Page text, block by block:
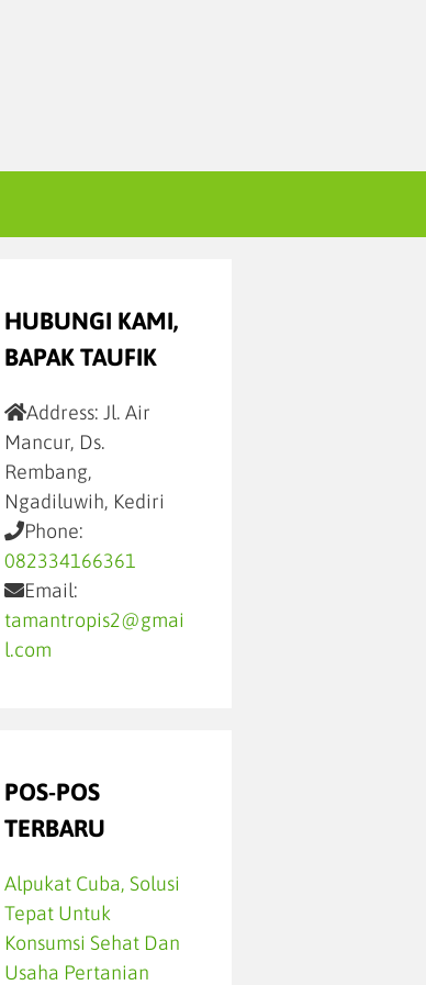
HUBUNGI KAMI,
BAPAK TAUFIK
Address: Jl. Air
Mancur, Ds.
Rembang,
Ngadiluwih, Kediri
Phone:
082334166361
Email:
tamantropis2@gmai
l.com
POS-POS
TERBARU
Alpukat Cuba, Solusi
Tepat Untuk
Konsumsi Sehat Dan
Usaha Pertanian